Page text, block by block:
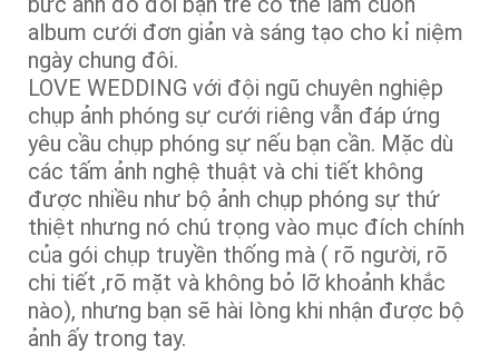
album cưới đơn giản và sáng tạo cho kỉ niệm
ngày chung đôi.
LOVE WEDDING với đội ngũ chuyên nghiệp
chụp ảnh phóng sự cưới riêng vẫn đáp ứng
yêu cầu chụp phóng sự nếu bạn cần. Mặc dù
các tấm ảnh nghệ thuật và chi tiết không
được nhiều như bộ ảnh chụp phóng sự thứ
thiệt nhưng nó chú trọng vào mục đích chính
của gói chụp truyền thống mà ( rõ người, rõ
chi tiết ,rõ mặt và không bỏ lỡ khoảnh khắc
nào), nhưng bạn sẽ hài lòng khi nhận được bộ
ảnh ấy trong tay.